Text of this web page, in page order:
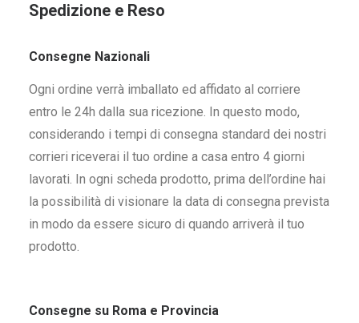
Spedizione e Reso
Consegne Nazionali
Ogni ordine verrà imballato ed affidato al corriere
entro le 24h dalla sua ricezione. In questo modo,
considerando i tempi di consegna standard dei nostri
corrieri riceverai il tuo ordine a casa entro 4 giorni
lavorati. In ogni scheda prodotto, prima dell’ordine hai
la possibilità di visionare la data di consegna prevista
in modo da essere sicuro di quando arriverà il tuo
prodotto.
Consegne su Roma e Provincia